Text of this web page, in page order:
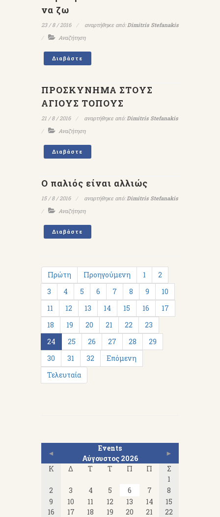
να ζω
23 / 8 / 2016 αναρτήθηκε από:Dimitris Stefanakis
Αναζήτηση
Διαβάστε
ΠΡΟΣΚΥΝΗΜΑ ΣΤΟΥΣ
ΑΓΙΟΥΣ ΤΟΠΟΥΣ
21 / 8 / 2016 αναρτήθηκε από:Dimitris Stefanakis
Αναζήτηση
Διαβάστε
Ο παλιός είναι αλλιώς
15 / 8 / 2016 αναρτήθηκε από:Dimitris Stefanakis
Αναζήτηση
Διαβάστε
Πρώτη Προηγούμενη 1
2
3
4 5 6 7 8 9
10
11
12 13 14 15 16
17
18
19 20 21 22
23
24
25 26 27 28
29
30
31 32
Επόμενη
Τελευταία
◄
Events
Αύγουστος 2026
►
Κ
Δ Τ Τ Π Π
Σ
1
2
3 4 5 6 7
8
9
10 11 12 13 14
15
16
17 18 19 20 21
22